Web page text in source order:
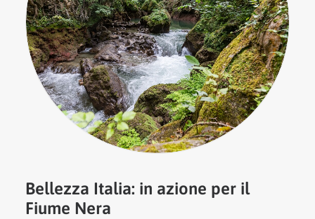
Bellezza Italia: in azione per il
Fiume Nera